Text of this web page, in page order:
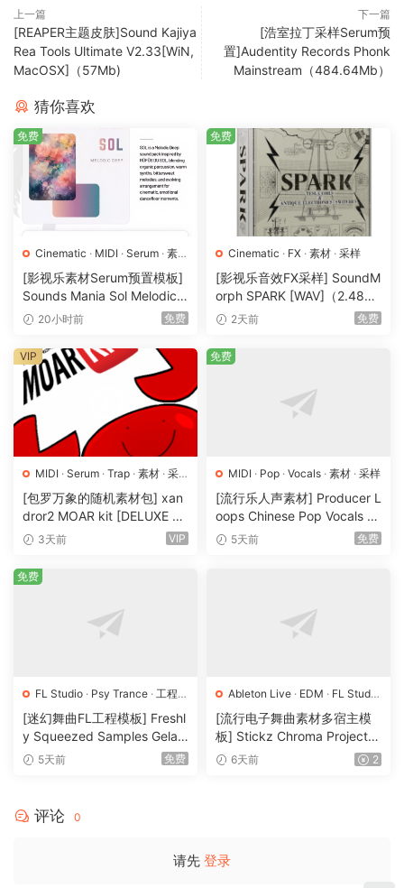
more)
•3 Tutorials (45 Minutes +)
•30+ Kick FX
•20 Drum fills
•60+ Audio Percussion Files
•4 FL Studio Chains
•4 Logic Pro Chains
•3 FL studio templates
•2 Logic Pro Template
•14 Midi files
•Logic Pro trailer audio project
上一篇
[REAPER主题皮肤]Sound Kajiya
Rea Tools Ultimate V2.33[WiN,
MacOSX]（57Mb)
下一篇
[浩室拉丁采样Serum预
置]Audentity Records Phonk
Mainstream（484.64Mb）
猜你喜欢
Cinematic · MIDI · Serum · 素材
· 采样·预置
[影视乐素材Serum预置模板]
Sounds Mania Sol Melodic
Deep [WAV, MiDi]（1.23G
20小时前 免费
免费
Cinematic · FX · 素材 · 采样
[影视乐音效FX采样] SoundM
orph SPARK [WAV]（2.48G
B）2天前 免费
免费
MIDI · Serum · Trap · 素材 · 采
样·预置
[包罗万象的随机素材包] xan
dror2 MOAR kit [DELUXE VE
RSION] [WAV, MiDi]（3.1G
3天前 VIP
VIP
MIDI · Pop · Vocals · 素材 · 采样
[流行乐人声素材] Producer L
oops Chinese Pop Vocals Vo
l.1 [WAV, MiDi, REX]（3.21G
5天前 免费
免费
FL Studio · Psy Trance · 工程·
素材
采样
[迷幻舞曲FL工程模板] Freshl
y Squeezed Samples Gelar
di Template Essentials Vol.1
5天前 免费
免费
Ableton Live · EDM · FL Studio
· Logic Pro ·Pop · 工程· 素材
采样
[流行电子舞曲素材多宿主模
板] Stickz Chroma Project Fi
le Expansion（2.53GB）
6天前 2
评论 0
请先 登录